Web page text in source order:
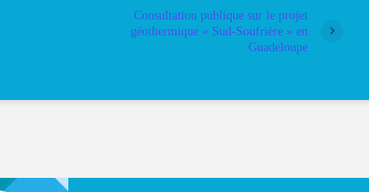
Consultation publique sur le projet
géothermique « Sud-Soufrière » en
Guadeloupe